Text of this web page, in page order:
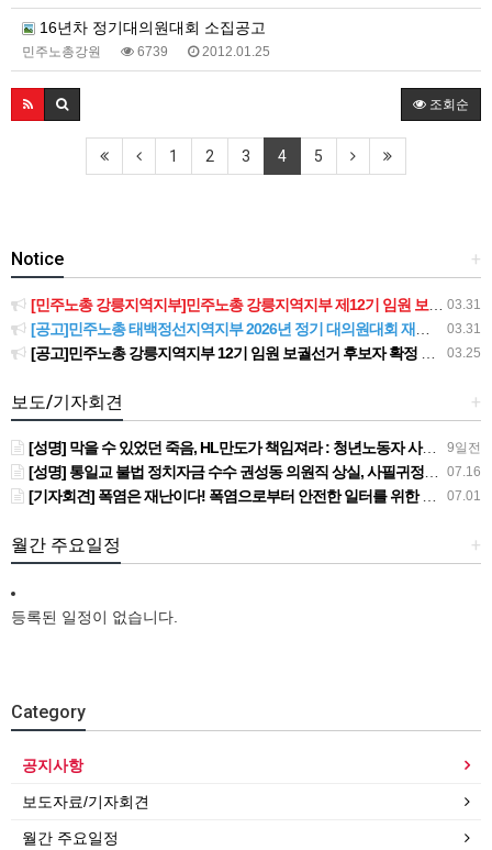
16년차 정기대의원대회 소집공고
민주노총강원 6739 2012.01.25
조회순
1 2 3 4 5
+
Notice
03.31
[민주노총 강릉지역지부]민주노총 강릉지역지부 제12기 임원 보궐선거결과 공고
03.31
[공고]민주노총 태백정선지역지부 2026년 정기 대의원대회 재소집 건
03.25
[공고]민주노총 강릉지역지부 12기 임원 보궐선거 후보자 확정 공고
+
보도/기자회견
9일전
[성명] 막을 수 있었던 죽음, HL만도가 책임져라 : 청년노동자 사망사고의 철저한 진상규명과 재발방지 대책 마련하라
07.16
[성명] 통일교 불법 정치자금 수수 권성동 의원직 상실, 사필귀정이다
07.01
[기자회견] 폭염은 재난이다! 폭염으로부터 안전한 일터를 위한 민주노총 강원지역본부 폭염감시단 선포 기자회견
+
월간 주요일정
등록된 일정이 없습니다.
Category
공지사항
보도자료/기자회견
월간 주요일정